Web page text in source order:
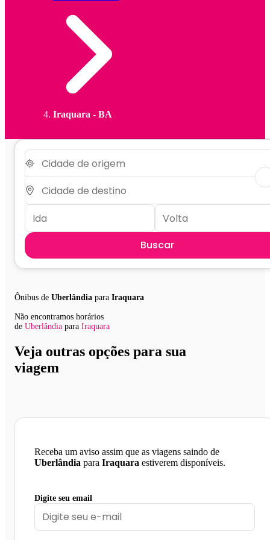
Iraquara - BA
Buscar
Ônibus de Uberlândia para Iraquara
Não encontramos horários
de Uberlândia para Iraquara
Veja outras opções para sua
viagem
Receba um aviso assim que as viagens saindo de
Uberlândia para Iraquara estiverem disponíveis.
Digite seu email